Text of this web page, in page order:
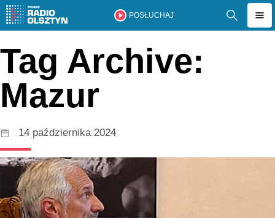
POSŁUCHAJ
Tag Archive:
Mazur
14 października 2024